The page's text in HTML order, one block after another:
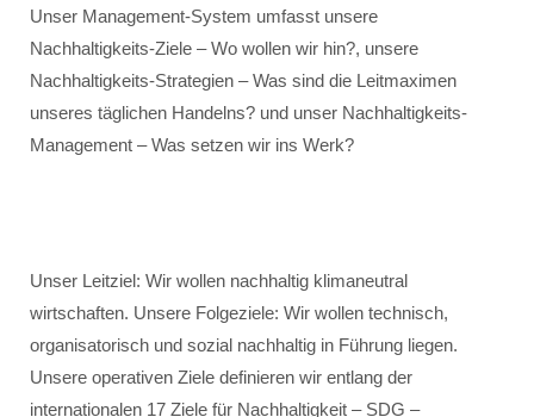
Unser Management-System umfasst unsere
Nachhaltigkeits-Ziele – Wo wollen wir hin?, unsere
Nachhaltigkeits-Strategien – Was sind die Leitmaximen
unseres täglichen Handelns? und unser Nachhaltigkeits-
Management – Was setzen wir ins Werk?
Unser Leitziel: Wir wollen nachhaltig klimaneutral
wirtschaften. Unsere Folgeziele: Wir wollen technisch,
organisatorisch und sozial nachhaltig in Führung liegen.
Unsere operativen Ziele definieren wir entlang der
internationalen 17 Ziele für Nachhaltigkeit – SDG –